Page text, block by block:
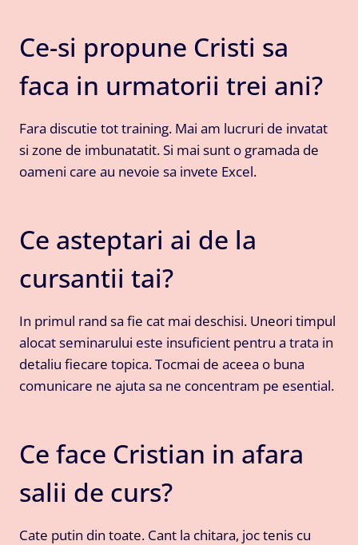
Ce-si propune Cristi sa
faca in urmatorii trei ani?
Fara discutie tot training. Mai am lucruri de invatat
si zone de imbunatatit. Si mai sunt o gramada de
oameni care au nevoie sa invete Excel.
Ce asteptari ai de la
cursantii tai?
In primul rand sa fie cat mai deschisi. Uneori timpul
alocat seminarului este insuficient pentru a trata in
detaliu fiecare topica. Tocmai de aceea o buna
comunicare ne ajuta sa ne concentram pe esential.
Ce face Cristian in afara
salii de curs?
Cate putin din toate. Cant la chitara, joc tenis cu